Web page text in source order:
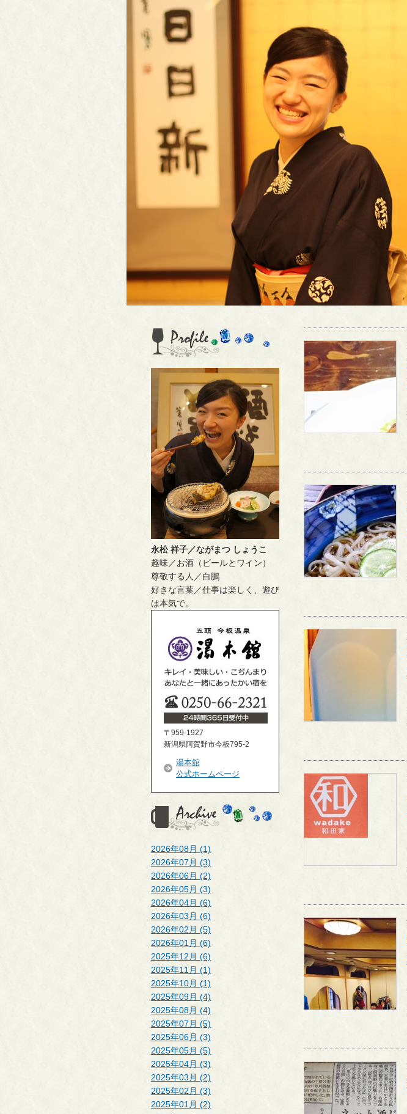
永松 祥子／ながまつ しょうこ
趣味／お酒（ビールとワイン）
尊敬する人／白鵬
好きな言葉／仕事は楽しく、遊び
は本気で。
〒959-1927
新潟県阿賀野市今板795-2
湯本舘
公式ホームページ
2026年08月 (1)
2026年07月 (3)
2026年06月 (2)
2026年05月 (3)
2026年04月 (6)
2026年03月 (6)
2026年02月 (5)
2026年01月 (6)
2025年12月 (6)
2025年11月 (1)
2025年10月 (1)
2025年09月 (4)
2025年08月 (4)
2025年07月 (5)
2025年06月 (3)
2025年05月 (5)
2025年04月 (3)
2025年03月 (2)
2025年02月 (3)
2025年01月 (2)